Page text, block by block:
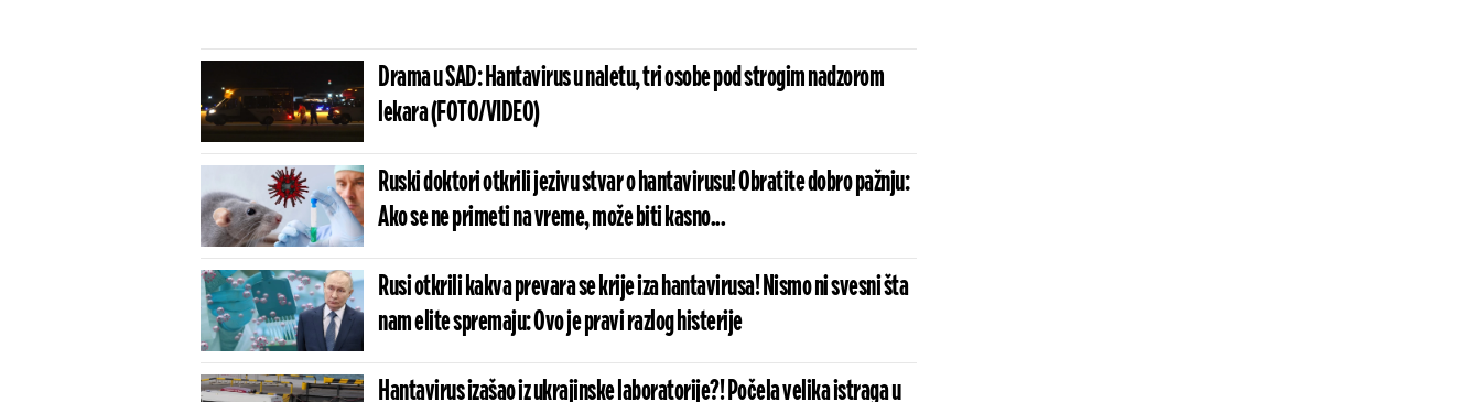
Drama u SAD: Hantavirus u naletu, tri osobe pod strogim nadzorom
lekara (FOTO/VIDEO)
Ruski doktori otkrili jezivu stvar o hantavirusu! Obratite dobro pažnju:
Ako se ne primeti na vreme, može biti kasno...
Rusi otkrili kakva prevara se krije iza hantavirusa! Nismo ni svesni šta
nam elite spremaju: Ovo je pravi razlog histerije
Hantavirus izašao iz ukrajinske laboratorije?! Počela velika istraga u